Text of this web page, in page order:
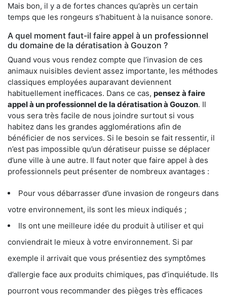
Mais bon, il y a de fortes chances qu’après un certain
temps que les rongeurs s’habituent à la nuisance sonore.
A quel moment faut-il faire appel à un professionnel
du domaine de la dératisation à Gouzon ?
Quand vous vous rendez compte que l’invasion de ces
animaux nuisibles devient assez importante, les méthodes
classiques employées auparavant deviennent
habituellement inefficaces. Dans ce cas, pensez à faire
appel à un professionnel de la dératisation à Gouzon. Il
vous sera très facile de nous joindre surtout si vous
habitez dans les grandes agglomérations afin de
bénéficier de nos services. Si le besoin se fait ressentir, il
n’est pas impossible qu’un dératiseur puisse se déplacer
d’une ville à une autre. Il faut noter que faire appel à des
professionnels peut présenter de nombreux avantages :
Pour vous débarrasser d’une invasion de rongeurs dans
votre environnement, ils sont les mieux indiqués ;
Ils ont une meilleure idée du produit à utiliser et qui
conviendrait le mieux à votre environnement. Si par
exemple il arrivait que vous présentiez des symptômes
d’allergie face aux produits chimiques, pas d’inquiétude. Ils
pourront vous recommander des pièges très efficaces